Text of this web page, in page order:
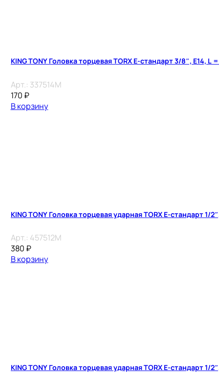
KING TONY Головка торцевая TORX Е-стандарт 3/8″, E14, L
Арт.: 337514M
170 ₽
В корзину
KING TONY Головка торцевая ударная TORX Е-стандарт 1/
Арт.: 457512M
380 ₽
В корзину
KING TONY Головка торцевая ударная TORX Е-стандарт 1/